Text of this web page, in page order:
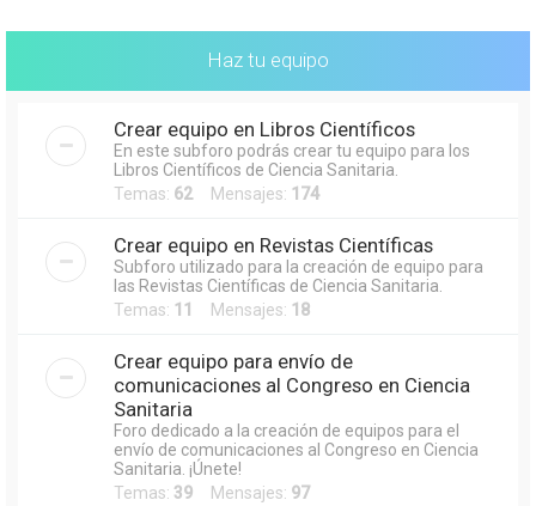
Haz tu equipo
Crear equipo en Libros Científicos
En este subforo podrás crear tu equipo para los
Libros Científicos de Ciencia Sanitaria.
Temas: 62Mensajes: 174
Crear equipo en Revistas Científicas
Subforo utilizado para la creación de equipo para
las Revistas Científicas de Ciencia Sanitaria.
Temas: 11 Mensajes: 18
Crear equipo para envío de
comunicaciones al Congreso en Ciencia
Sanitaria
Foro dedicado a la creación de equipos para el
envío de comunicaciones al Congreso en Ciencia
Sanitaria. ¡Únete!
Temas: 39 Mensajes: 97